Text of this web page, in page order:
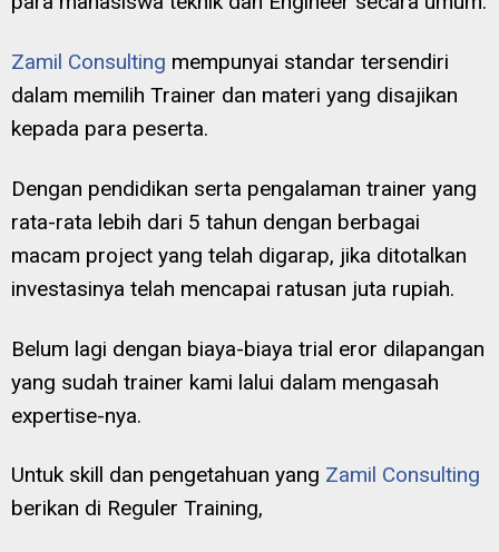
Zamil Consulting mempunyai standar tersendiri
dalam memilih Trainer dan materi yang disajikan
kepada para peserta.
Dengan pendidikan serta pengalaman trainer yang
rata-rata lebih dari 5 tahun dengan berbagai
macam project yang telah digarap, jika ditotalkan
investasinya telah mencapai ratusan juta rupiah.
Belum lagi dengan biaya-biaya trial eror dilapangan
yang sudah trainer kami lalui dalam mengasah
expertise-nya.
Untuk skill dan pengetahuan yang Zamil Consulting
berikan di Reguler Training,